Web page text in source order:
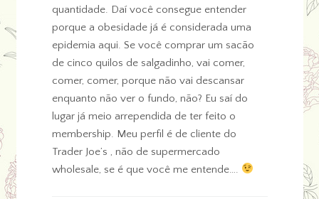
quantidade. Daí você consegue entender
porque a obesidade já é considerada uma
epidemia aqui. Se você comprar um sacão
de cinco quilos de salgadinho, vai comer,
comer, comer, porque não vai descansar
enquanto não ver o fundo, não? Eu saí do
lugar já meio arrependida de ter feito o
membership. Meu perfil é de cliente do
Trader Joe’s , não de supermercado
wholesale, se é que você me entende….